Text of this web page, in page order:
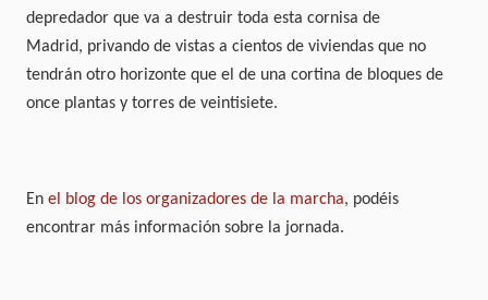
depredador que va a destruir toda esta cornisa de
Madrid, privando de vistas a cientos de viviendas que no
tendrán otro horizonte que el de una cortina de bloques de
once plantas y torres de veintisiete.
En el blog de los organizadores de la marcha, podéis
encontrar más información sobre la jornada.